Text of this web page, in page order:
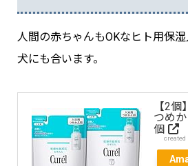
人間の赤ちゃんもOKなヒト用保
犬にも合います。
【2
つめ
個
created